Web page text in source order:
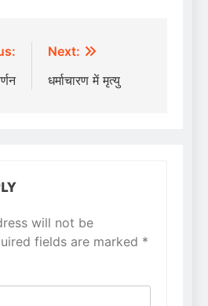
Next:
धर्माचारण में मृत्यु
will not be
fields are marked *